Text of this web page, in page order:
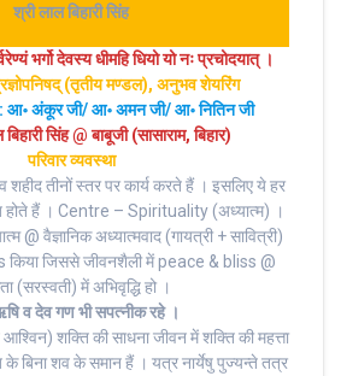
श्री लाल बिहारी सिंह
भर्गो देवस्य धीमहि धियो यो नः प्रचोदयात्‌ ।
(तृतीय मण्डल), अनुभव शेयरिंग
अंकूर जी/ आ॰ अमन जी/ आ॰ नितिन जी
सिंह @ बाबूजी (सासाराम, बिहार)
परिवार व्यवस्था
तीनों स्तर पर कार्य करते हैं । इसलिए ये हर
होते हैं । Centre – Spirituality (अध्यात्म) ।
@ वैज्ञानिक अध्यात्मवाद (गायत्री + सावित्री)
किया जिससे जीवनशैली में peace & bliss @
(सरस्वती) में अभिवृद्धि हो ।
व देव गण भी सपत्नीक रहे ।
शक्ति की साधना जीवन में शक्ति की महत्ता
के बिना शव के समान हैं । यत्र नार्येषु पुज्यन्ते तत्र